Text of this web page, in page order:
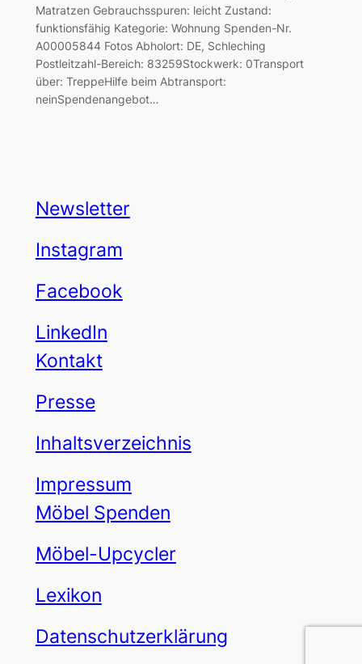
Matratzen Gebrauchsspuren: leicht Zustand:
funktionsfähig Kategorie: Wohnung Spenden-Nr.
A00005844 Fotos Abholort: DE, Schleching
Postleitzahl-Bereich: 83259Stockwerk: 0Transport
über: TreppeHilfe beim Abtransport:
neinSpendenangebot…
Newsletter
Instagram
Facebook
LinkedIn
Kontakt
Presse
Inhaltsverzeichnis
Impressum
Möbel Spenden
Möbel-Upcycler
Lexikon
Datenschutzerklärung